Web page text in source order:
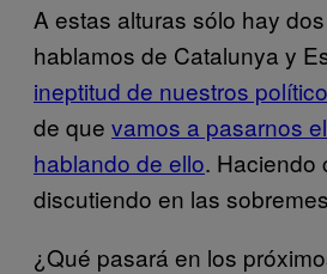
A estas alturas sólo hay
hablamos de Catalunya y
ineptitud de nuestros
de que vamos a pasarnos
hablando de ello. Haciendo
discutiendo en las
¿Qué pasará en los